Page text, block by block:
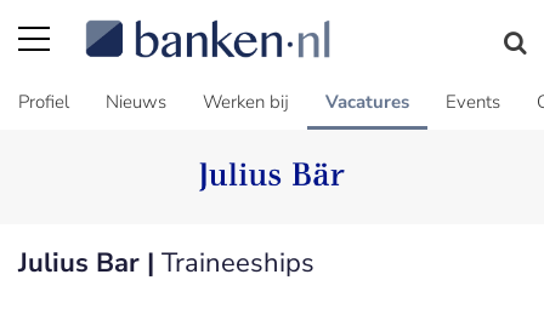
Profiel Nieuws Werken bij Vacatures Events
Julius Bar | Traineeships